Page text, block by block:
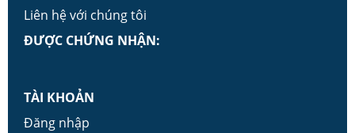
Liên hệ với chúng tôi
ĐƯỢC CHỨNG NHẬN:
TÀI KHOẢN
Đăng nhập